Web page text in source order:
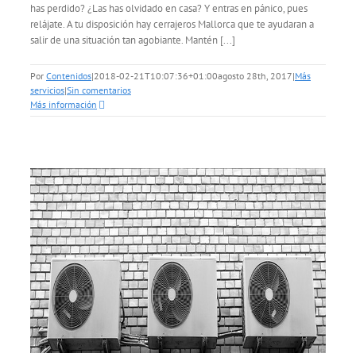
has perdido? ¿Las has olvidado en casa? Y entras en pánico, pues
relájate. A tu disposición hay cerrajeros Mallorca que te ayudaran a
salir de una situación tan agobiante. Mantén [...]
Por Contenidos|2018-02-21T10:07:36+01:00agosto 28th, 2017|Más
servicios|Sin comentarios
Más información